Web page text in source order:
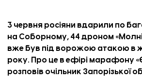
3 червня росіяни вдарили по
на Соборному, 44 дроном
вже був під ворожою атакою в
року. Про це в ефірі марафону
розповів очільник Запорізької